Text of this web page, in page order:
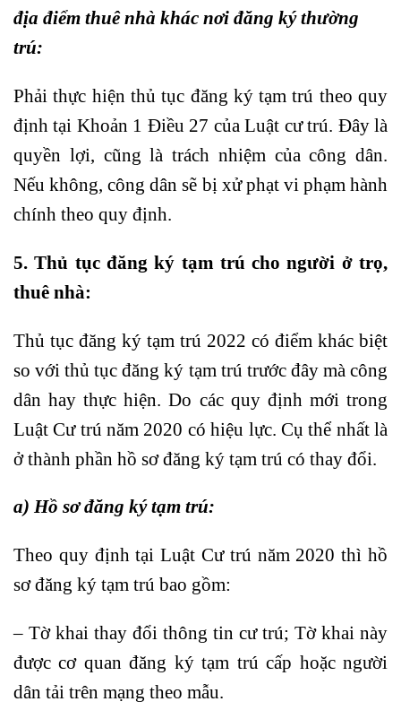
địa điểm thuê nhà khác nơi đăng ký thường
trú:
Phải thực hiện thủ tục đăng ký tạm trú theo quy
định tại Khoản 1 Điều 27 của Luật cư trú. Đây là
quyền lợi, cũng là trách nhiệm của công dân.
Nếu không, công dân sẽ bị xử phạt vi phạm hành
chính theo quy định.
5. Thủ tục đăng ký tạm trú cho người ở trọ,
thuê nhà:
Thủ tục đăng ký tạm trú 2022 có điểm khác biệt
so với thủ tục đăng ký tạm trú trước đây mà công
dân hay thực hiện. Do các quy định mới trong
Luật Cư trú năm 2020 có hiệu lực. Cụ thể nhất là
ở thành phần hồ sơ đăng ký tạm trú có thay đổi.
a) Hồ sơ đăng ký tạm trú:
Theo quy định tại Luật Cư trú năm 2020 thì hồ
sơ đăng ký tạm trú bao gồm:
– Tờ khai thay đổi thông tin cư trú; Tờ khai này
được cơ quan đăng ký tạm trú cấp hoặc người
dân tải trên mạng theo mẫu.